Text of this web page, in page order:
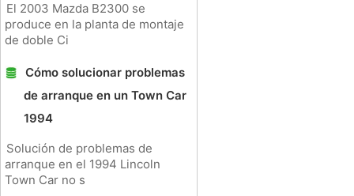
El 2003 Mazda B2300 se
produce en la planta de montaje
de doble Ci
Cómo solucionar problemas
de arranque en un Town Car
1994
Solución de problemas de
arranque en el 1994 Lincoln
Town Car no s